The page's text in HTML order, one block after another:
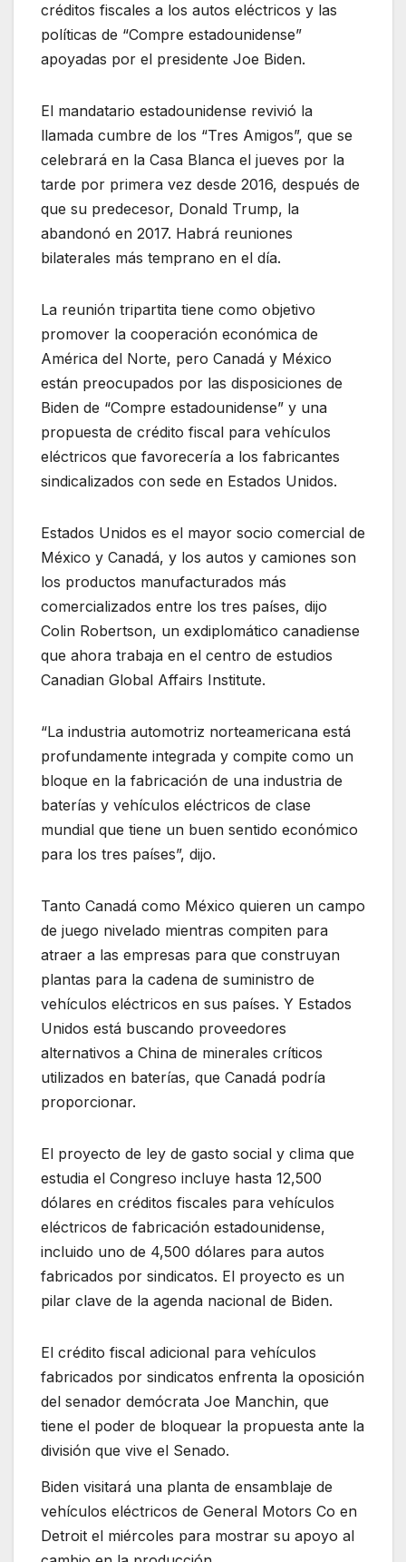
créditos fiscales a los autos eléctricos y las
políticas de “Compre estadounidense”
apoyadas por el presidente Joe Biden.
El mandatario estadounidense revivió la
llamada cumbre de los “Tres Amigos”, que se
celebrará en la Casa Blanca el jueves por la
tarde por primera vez desde 2016, después de
que su predecesor, Donald Trump, la
abandonó en 2017. Habrá reuniones
bilaterales más temprano en el día.
La reunión tripartita tiene como objetivo
promover la cooperación económica de
América del Norte, pero Canadá y México
están preocupados por las disposiciones de
Biden de “Compre estadounidense” y una
propuesta de crédito fiscal para vehículos
eléctricos que favorecería a los fabricantes
sindicalizados con sede en Estados Unidos.
Estados Unidos es el mayor socio comercial de
México y Canadá, y los autos y camiones son
los productos manufacturados más
comercializados entre los tres países, dijo
Colin Robertson, un exdiplomático canadiense
que ahora trabaja en el centro de estudios
Canadian Global Affairs Institute.
“La industria automotriz norteamericana está
profundamente integrada y compite como un
bloque en la fabricación de una industria de
baterías y vehículos eléctricos de clase
mundial que tiene un buen sentido económico
para los tres países”, dijo.
Tanto Canadá como México quieren un campo
de juego nivelado mientras compiten para
atraer a las empresas para que construyan
plantas para la cadena de suministro de
vehículos eléctricos en sus países. Y Estados
Unidos está buscando proveedores
alternativos a China de minerales críticos
utilizados en baterías, que Canadá podría
proporcionar.
El proyecto de ley de gasto social y clima que
estudia el Congreso incluye hasta 12,500
dólares en créditos fiscales para vehículos
eléctricos de fabricación estadounidense,
incluido uno de 4,500 dólares para autos
fabricados por sindicatos. El proyecto es un
pilar clave de la agenda nacional de Biden.
El crédito fiscal adicional para vehículos
fabricados por sindicatos enfrenta la oposición
del senador demócrata Joe Manchin, que
tiene el poder de bloquear la propuesta ante la
división que vive el Senado.
Biden visitará una planta de ensamblaje de
vehículos eléctricos de General Motors Co en
Detroit el miércoles para mostrar su apoyo al